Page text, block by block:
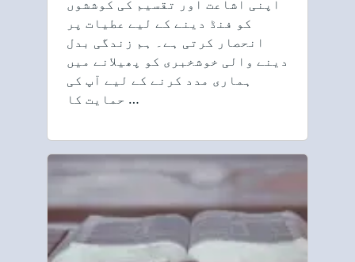
اپنی اشاعت اور تقسیم کی کوششوں
کو فنڈ دینے کے لیے عطیات پر
انحصار کرتی ہے۔ ہم زندگی بدل
دینے والی خوشخبری کو پھیلانے میں
ہماری مدد کرنے کے لیے آپ کی
حمایت کا …